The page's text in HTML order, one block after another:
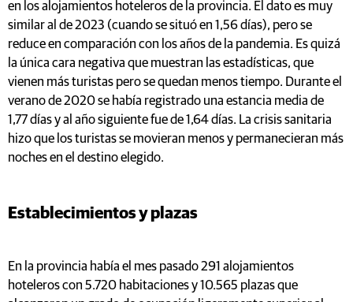
en los alojamientos hoteleros de la provincia. El dato es muy
similar al de 2023 (cuando se situó en 1,56 días), pero se
reduce en comparación con los años de la pandemia. Es quizá
la única cara negativa que muestran las estadísticas, que
vienen más turistas pero se quedan menos tiempo. Durante el
verano de 2020 se había registrado una estancia media de
1,77 días y al año siguiente fue de 1,64 días. La crisis sanitaria
hizo que los turistas se movieran menos y permanecieran más
noches en el destino elegido.
Establecimientos y plazas
En la provincia había el mes pasado 291 alojamientos
hoteleros con 5.720 habitaciones y 10.565 plazas que